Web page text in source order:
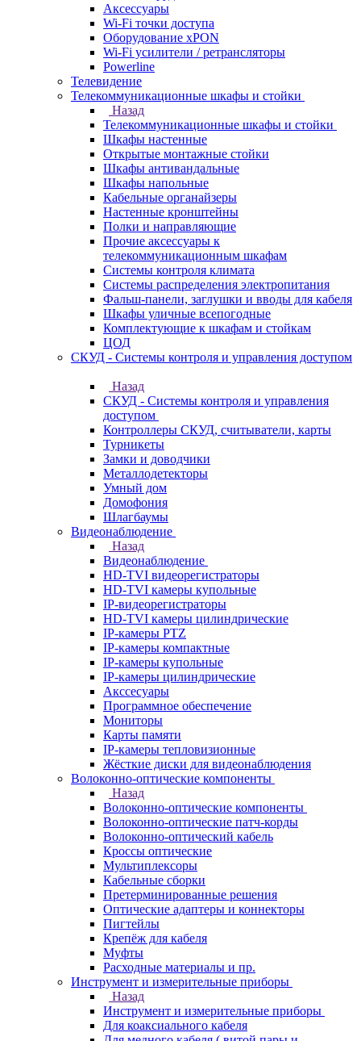
Аксессуары
Wi-Fi точки доступа
Оборудование хPON
Wi-Fi усилители / ретрансляторы
Powerline
Телевидение
Телекоммуникационные шкафы и стойки
Назад
Телекоммуникационные шкафы и стойки
Шкафы настенные
Открытые монтажные стойки
Шкафы антивандальные
Шкафы напольные
Кабельные органайзеры
Настенные кронштейны
Полки и направляющие
Прочие аксессуары к
телекоммуникационным шкафам
Системы контроля климата
Системы распределения электропитания
Фальш-панели, заглушки и вводы для кабеля
Шкафы уличные всепогодные
Комплектующие к шкафам и стойкам
ЦОД
СКУД - Системы контроля и управления доступом
Назад
СКУД - Системы контроля и управления
доступом
Контроллеры СКУД, считыватели, карты
Турникеты
Замки и доводчики
Металлодетекторы
Умный дом
Домофония
Шлагбаумы
Видеонаблюдение
Назад
Видеонаблюдение
HD-TVI видеорегистраторы
HD-TVI камеры купольные
IP-видеорегистраторы
HD-TVI камеры цилиндрические
IP-камеры PTZ
IP-камеры компактные
IP-камеры купольные
IP-камеры цилиндрические
Акссесуары
Программное обеспечение
Мониторы
Карты памяти
IP-камеры тепловизионные
Жёсткие диски для видеонаблюдения
Волоконно-оптические компоненты
Назад
Волоконно-оптические компоненты
Волоконно-оптические патч-корды
Волоконно-оптический кабель
Кроссы оптические
Мультиплексоры
Кабельные сборки
Претерминированные решения
Оптические адаптеры и коннекторы
Пигтейлы
Крепёж для кабеля
Муфты
Расходные материалы и пр.
Инструмент и измерительные приборы
Назад
Инструмент и измерительные приборы
Для коаксиального кабеля